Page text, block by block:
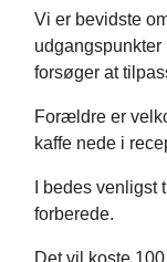
Vi er bevidste
forsøger at
Forældre er
kaffe nede i
I bedes
forberede.